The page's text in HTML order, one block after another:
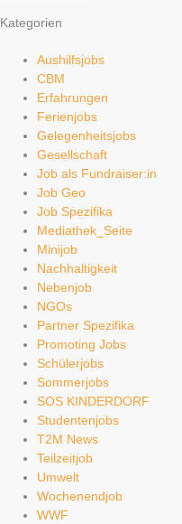
Kategorien
Aushilfsjobs
CBM
Erfahrungen
Ferienjobs
Gelegenheitsjobs
Gesellschaft
Job als Fundraiser:in
Job Geo
Job Spezifika
Mediathek_Seite
Minijob
Nachhaltigkeit
Nebenjob
NGOs
Partner Spezifika
Promoting Jobs
Schülerjobs
Sommerjobs
SOS KINDERDORF
Studentenjobs
T2M News
Teilzeitjob
Umwelt
Wochenendjob
WWF